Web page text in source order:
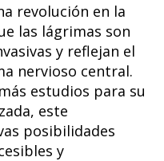
revolución en la
las lágrimas son
y reflejan el
nervioso central.
estudios para su
este
posibilidades
y